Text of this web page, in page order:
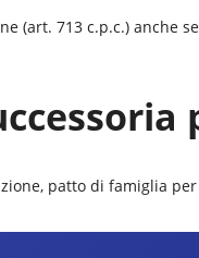
(art. 713 c.p.c.) anche
patto di famiglia